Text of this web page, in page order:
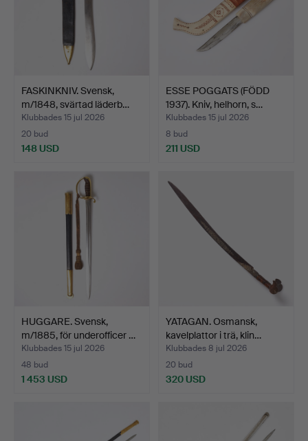
FASKINKNIV. Svensk,
m/1848, svärtad läderb…
Klubbades 15 jul 2026
20 bud
148 USD
ESSE POGGATS (FÖDD
1937). Kniv, helhorn, s…
Klubbades 15 jul 2026
8 bud
211 USD
HUGGARE. Svensk,
m/1885, för underofficer …
Klubbades 15 jul 2026
48 bud
1 453 USD
YATAGAN. Osmansk,
kavelplattor i trä, klin…
Klubbades 8 jul 2026
20 bud
320 USD